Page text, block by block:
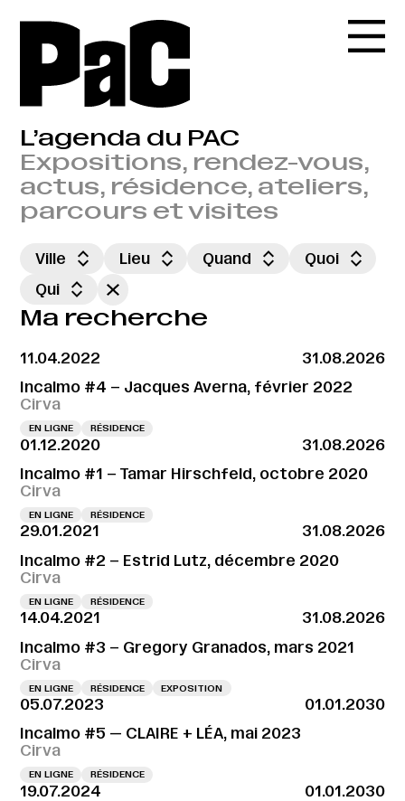
L’agenda du PAC
Expositions, rendez-vous,
actus, résidence, ateliers,
parcours et visites
Ville Lieu Quand
Quoi
Qui
Ma recherche
11.04.2022
31.08.2026
Incalmo #4 – Jacques Averna, février 2022
Cirva
EN LIGNE RÉSIDENCE
01.12.2020
31.08.2026
Incalmo #1 – Tamar Hirschfeld, octobre 2020
Cirva
EN LIGNE RÉSIDENCE
29.01.2021
31.08.2026
Incalmo #2 – Estrid Lutz, décembre 2020
Cirva
EN LIGNE RÉSIDENCE
14.04.2021
31.08.2026
Incalmo #3 – Gregory Granados, mars 2021
Cirva
EN LIGNE RÉSIDENCE EXPOSITION
05.07.2023
01.01.2030
Incalmo #5 — CLAIRE + LÉA, mai 2023
Cirva
EN LIGNE RÉSIDENCE
19.07.2024
01.01.2030